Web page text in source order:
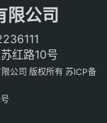
限公司
红路10号
公司 版权所有 苏ICP备